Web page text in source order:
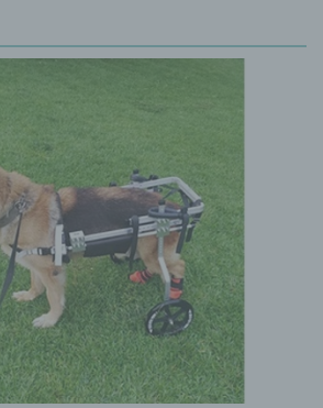
unterliegen, die gewährleisten,
Daten nicht
Verantwortlicher
oder für die Verarbeitung
ist die natürliche oder
Person, Behörde, Einrichtung
Stelle, die allein oder
mit anderen über die Zwecke
der Verarbeitung von
Daten entscheidet.
und Mittel dieser
durch das Unionsrecht oder
der Mitgliedstaaten vorgegeben,
Verantwortliche